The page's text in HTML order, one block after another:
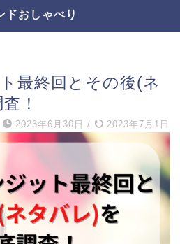
ドおしゃべり
最終回とその後(ネ
！
2023年6月30日 / 2023年7月1日